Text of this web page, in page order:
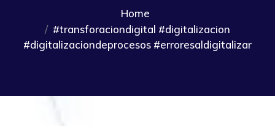
Home
#transforaciondigital #digitalizacion
#digitalizaciondeprocesos #erroresaldigitalizar